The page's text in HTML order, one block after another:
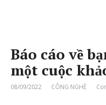
Báo cáo về
một cuộc
08/09/2022 CÔNG NGHỆ